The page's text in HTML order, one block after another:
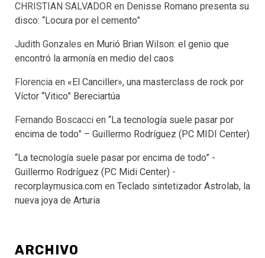
CHRISTIAN SALVADOR en Denisse Romano presenta su
disco: “Locura por el cemento”
Judith Gonzales en Murió Brian Wilson: el genio que
encontró la armonía en medio del caos
Florencia en «El Canciller», una masterclass de rock por
Víctor “Vitico” Bereciartúa
Fernando Boscacci en “La tecnología suele pasar por
encima de todo” – Guillermo Rodríguez (PC MIDI Center)
“La tecnología suele pasar por encima de todo” -
Guillermo Rodríguez (PC Midi Center) -
recorplaymusica.com en Teclado sintetizador Astrolab, la
nueva joya de Arturia
ARCHIVO